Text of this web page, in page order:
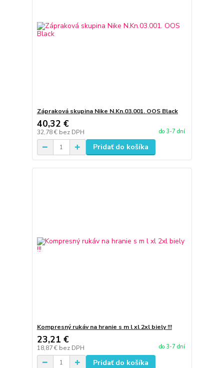
Zápraková skupina Nike N.Kn.03.001. OOS Black
40,32 €
32,78 € bez DPH do 3-7 dní
Pridať do košíka
Kompresný rukáv na hranie s m l xl 2xl biely !!!
23,21 €
18,87 € bez DPH do 3-7 dní
Pridať do košíka